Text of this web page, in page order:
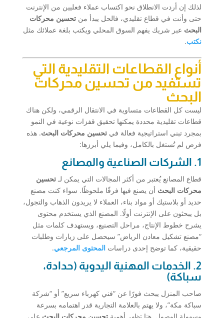
لذلك إن أردت الانطلاق نحو اكتساب عملاء فعليين من الإنترنت
حتى وأنت في قطاع تقليدي، فالحل يبدأ من تحسين محركات
البحث عبر شريك يفهم السوق المحلي ويكتب بلغة عملائك مثل
نكتب.
أنواع القطاعات التقليدية التي
تستفيد من تحسين محركات
البحث
ليست كل القطاعات متساوية في الانتقال الرقمي، ولكن هناك
قطاعات تقليدية محددة يمكنها تحقيق قفزات نوعية في النمو
بمجرد تبني استراتيجية فعالة في تحسين محركات البحث. هذه
فرص لم تُستغل بالكامل، وفيما يلي أبرزها:
1. الشركات الصناعية والمصانع
قطاع المصانع يُعتبر من أكثر المجالات التي يمكن لـ تحسين
محركات البحث أن يصنع فيها فرقًا ملحوظًا. سواء كنت مصنع
حديد أو بلاستيك أو مواد بناء، العملاء لا يريدون الذهاب والتجول،
بل يبحثون على الإنترنت أولًا. المصنع الذي يستخدم محتوى
يشرح خطوط الإنتاج، مراحل التصنيع، ويستهدف كلمات مثل
“مصنع تشكيل معادن الرياض” سيحصل على زيارات وطلبات
حقيقية، كما توضح إحدى دراسات المحتوى المرجعي.
2. الخدمات المهنية اليدوية (حدادة،
سباكة)
صاحب المنزل يبحث فورًا عن “فني كهرباء سريع” أو “شركة
سباكة مكة”، ولا يهتم بالعلامة التجارية قدر اهتمامه بسرعة